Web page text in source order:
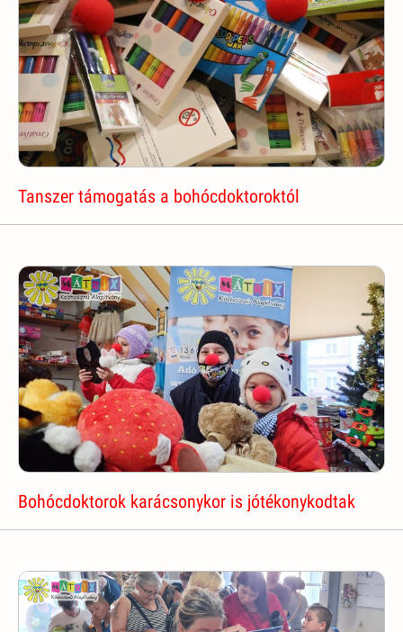
Tanszer támogatás a bohócdoktoroktól
Bohócdoktorok karácsonykor is jótékonykodtak